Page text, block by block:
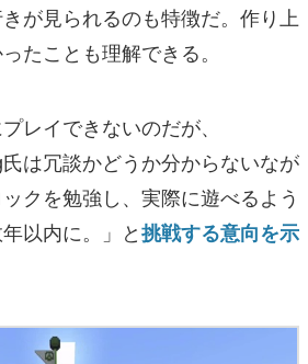
が見られるのも特徴だ。作り上
たことも理解できる。
レイできないのだが、
は冗談かどうか分からないなが
クを勉強し、実際に遊べるよう
以内に。」と挑戦する意向を示